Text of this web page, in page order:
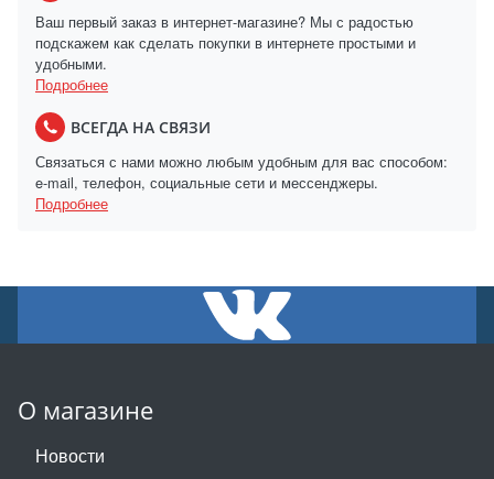
Ваш первый заказ в интернет-магазине? Мы с радостью
подскажем как сделать покупки в интернете простыми и
удобными.
Подробнее
ВСЕГДА НА СВЯЗИ
Связаться с нами можно любым удобным для вас способом:
e-mail, телефон, социальные сети и мессенджеры.
Подробнее
О магазине
Новости